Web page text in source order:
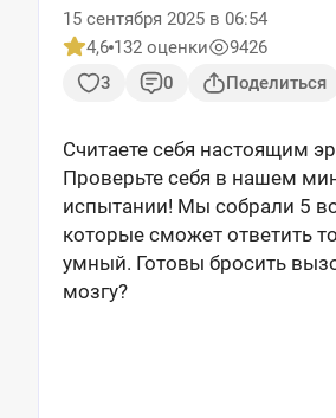
15 сентября 2025 в 06:54
4,6 132 оценки
9426
3
0 Поделиться
Считаете себя настоящим
Проверьте себя в нашем
испытании! Мы собрали 5
которые сможет ответить
умный. Готовы бросить
мозгу?